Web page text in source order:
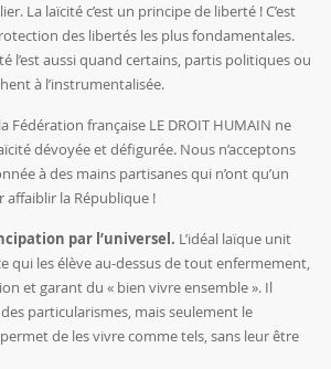
La laïcité c’est un principe de liberté ! C’est
des libertés les plus fondamentales.
l’est aussi quand certains, partis politiques ou
à l’instrumentalisée.
Fédération française LE DROIT HUMAIN ne
dévoyée et défigurée. Nous n’acceptons
à des mains partisanes qui n’ont qu’un
affaiblir la République !
par l’universel. L’idéal laïque unit
qui les élève au-dessus de tout enfermement,
et garant du « bien vivre ensemble ». Il
des particularismes, mais seulement le
de les vivre comme tels, sans leur être